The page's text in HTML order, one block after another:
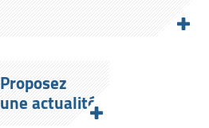
Proposez
une actualité